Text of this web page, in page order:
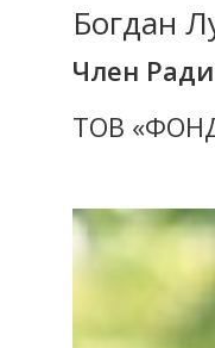
Богдан
Член
ТОВ